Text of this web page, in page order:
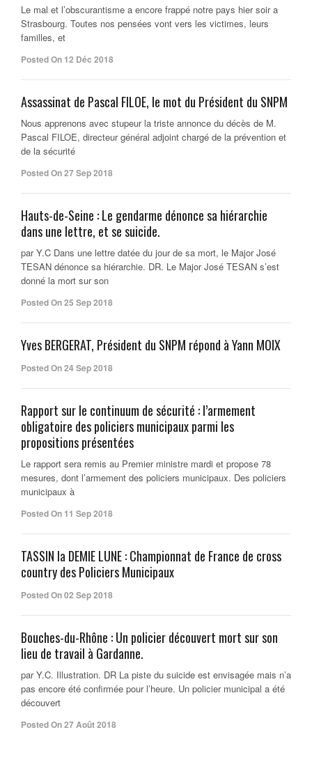
Le mal et l’obscurantisme a encore frappé notre pays hier soir a
Strasbourg. Toutes nos pensées vont vers les victimes, leurs
familles, et
Posted On 12 Déc 2018
Assassinat de Pascal FILOE, le mot du Président du SNPM
Nous apprenons avec stupeur la triste annonce du décès de M.
Pascal FILOE, directeur général adjoint chargé de la prévention et
de la sécurité
Posted On 27 Sep 2018
Hauts-de-Seine : Le gendarme dénonce sa hiérarchie
dans une lettre, et se suicide.
par Y.C Dans une lettre datée du jour de sa mort, le Major José
TESAN dénonce sa hiérarchie. DR. Le Major José TESAN s’est
donné la mort sur son
Posted On 25 Sep 2018
Yves BERGERAT, Président du SNPM répond à Yann MOIX
Posted On 24 Sep 2018
Rapport sur le continuum de sécurité : l’armement
obligatoire des policiers municipaux parmi les
propositions présentées
Le rapport sera remis au Premier ministre mardi et propose 78
mesures, dont l’armement des policiers municipaux. Des policiers
municipaux à
Posted On 11 Sep 2018
TASSIN la DEMIE LUNE : Championnat de France de cross
country des Policiers Municipaux
Posted On 02 Sep 2018
Bouches-du-Rhône : Un policier découvert mort sur son
lieu de travail à Gardanne.
par Y.C. Illustration. DR La piste du suicide est envisagée mais n’a
pas encore été confirmée pour l’heure. Un policier municipal a été
découvert
Posted On 27 Août 2018